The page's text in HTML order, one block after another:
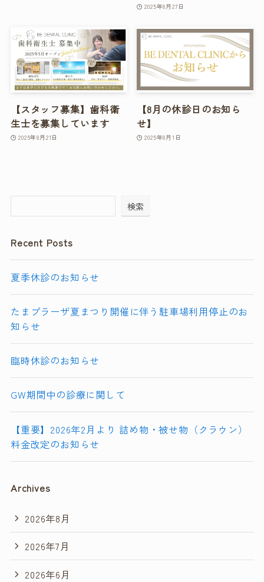
2025年8月27日
【スタッフ募集】歯科衛
生士を募集しています
2025年8月21日
【8月の休診日のお知ら
せ】
2025年8月1日
検索
Recent Posts
夏季休診のお知らせ
たまプラーザ夏まつり開催に伴う駐車場利用停止のお
知らせ
臨時休診のお知らせ
GW期間中の診療に関して
【重要】2026年2月より 詰め物・被せ物（クラウン）
料金改定のお知らせ
Archives
2026年8月
2026年7月
2026年6月